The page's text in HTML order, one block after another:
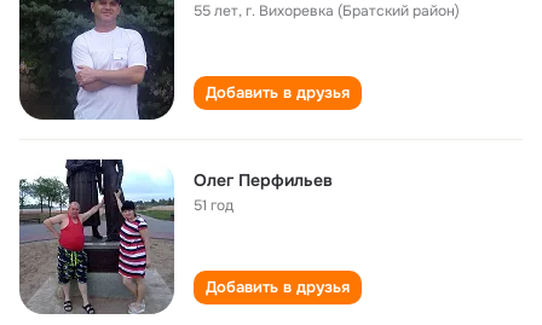
55 лет,г. Вихоревка (Братский район)
Добавить в друзья
Олег Перфильев
51 год
Добавить в друзья